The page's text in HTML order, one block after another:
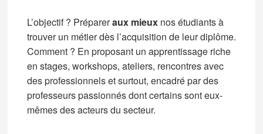
L’objectif ? Prépareraux mieuxnos étudiants à
trouver un métier dès l’acquisition de leur diplôme.
Comment ? En proposant un apprentissage riche
en stages, workshops, ateliers, rencontres avec
des professionnels et surtout, encadré par des
professeurs passionnés dont certains sont eux-
mêmes des acteurs du secteur.